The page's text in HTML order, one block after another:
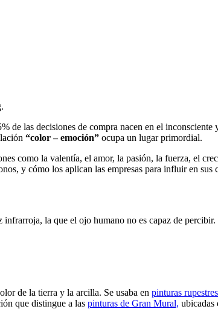
de las decisiones de compra nacen en el
“color – emoción” ocupa un lugar primordial.
como la valentía, el amor, la pasión, la fuerza, el
y cómo los aplican las empresas para influir en sus
la que el ojo humano no es capaz de
de la tierra y la arcilla. Se usaba en pinturas rupestres
que distingue a las pinturas de Gran Mural, ubicadas